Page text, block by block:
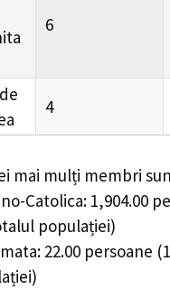
6
4
mai mulți membri
Catolica: 1,904.00
populației)
22.00 persoane